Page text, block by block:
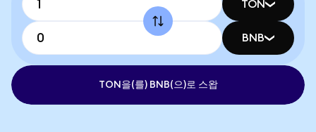
TON
BNB
TON을(를) BNB(으)로 스왑